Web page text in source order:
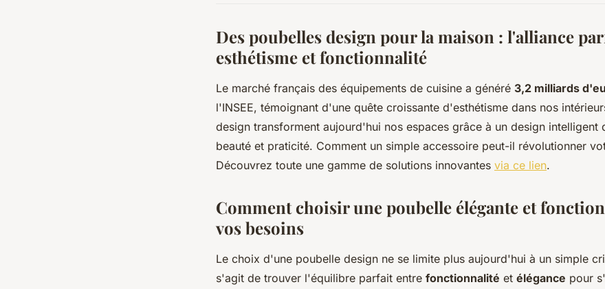
Des poubelles design pour la maison : l'alliance
esthétisme et fonctionnalité
Le marché français des équipements de cuisine a généré 3,2 milliards
l'INSEE, témoignant d'une quête croissante d'esthétisme dans nos
design transforment aujourd'hui nos espaces grâce à un design intelligent
beauté et praticité. Comment un simple accessoire peut-il révolutionner
Découvrez toute une gamme de solutions innovantes via ce lien.
Comment choisir une poubelle élégante et
vos besoins
Le choix d'une poubelle design ne se limite plus aujourd'hui à un simple
s'agit de trouver l'équilibre parfait entre fonctionnalité et élégance pour